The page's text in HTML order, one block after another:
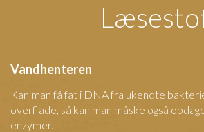
Vandhenteren
Kan man få fat i DNA fra ukendte
overflade, så kan man måske også
enzymer.